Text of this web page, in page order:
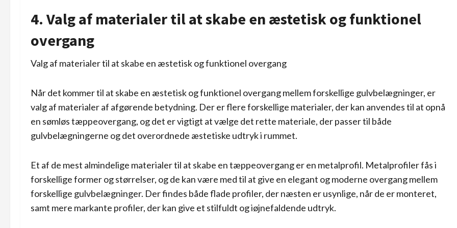
4. Valg af materialer til at skabe en æstetisk og funktionel
overgang
Valg af materialer til at skabe en æstetisk og funktionel overgang
Når det kommer til at skabe en æstetisk og funktionel overgang mellem forskellige gulvbelægninger, er
valg af materialer af afgørende betydning. Der er flere forskellige materialer, der kan anvendes til at opnå
en sømløs tæppeovergang, og det er vigtigt at vælge det rette materiale, der passer til både
gulvbelægningerne og det overordnede æstetiske udtryk i rummet.
Et af de mest almindelige materialer til at skabe en tæppeovergang er en metalprofil. Metalprofiler fås i
forskellige former og størrelser, og de kan være med til at give en elegant og moderne overgang mellem
forskellige gulvbelægninger. Der findes både flade profiler, der næsten er usynlige, når de er monteret,
samt mere markante profiler, der kan give et stilfuldt og iøjnefaldende udtryk.